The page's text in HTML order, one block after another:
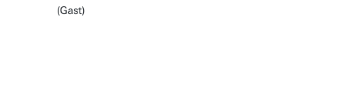
(Gast)